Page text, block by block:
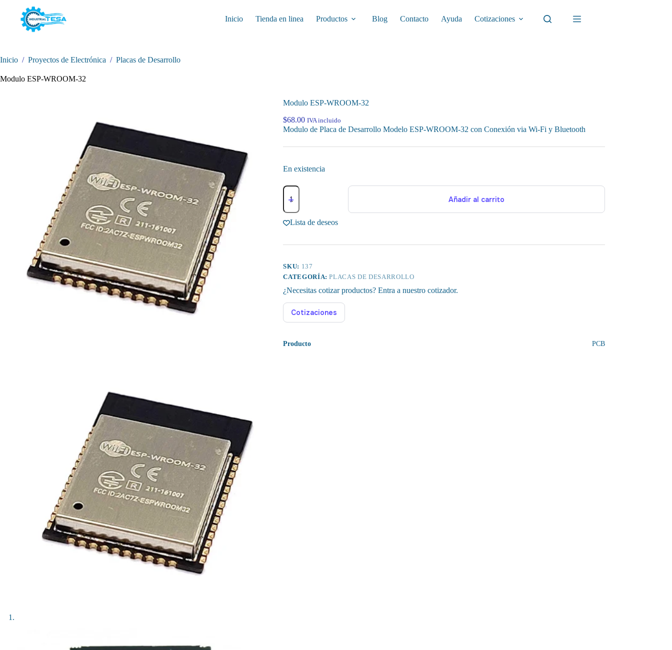
contenido
Inicio Tienda en linea Productos Blog Contacto Ayuda Cotizaciones
Inicio / Proyectos de Electrónica / Placas de Desarrollo
Modulo ESP-WROOM-32
Modulo ESP-WROOM-32
$68.00 IVA incluido
Modulo de Placa de Desarrollo Modelo ESP-WROOM-32 con Conexión via Wi-Fi y Bluetooth
En existencia
Modulo
ESP-
32
cantidad
Añadir al carrito
Lista de deseos
SKU: 137
CATEGORÍA:PLACAS DE DESARROLLO
¿Necesitas cotizar productos? Entra a nuestro cotizador.
Cotizaciones
Producto PCB